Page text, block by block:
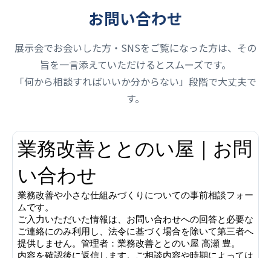
お問い合わせ
展示会でお会いした方・SNSをご覧になった方は、その
旨を一言添えていただけるとスムーズです。
「何から相談すればいいか分からない」段階で大丈夫で
す。